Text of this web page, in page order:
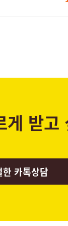
받고
한 카톡상담